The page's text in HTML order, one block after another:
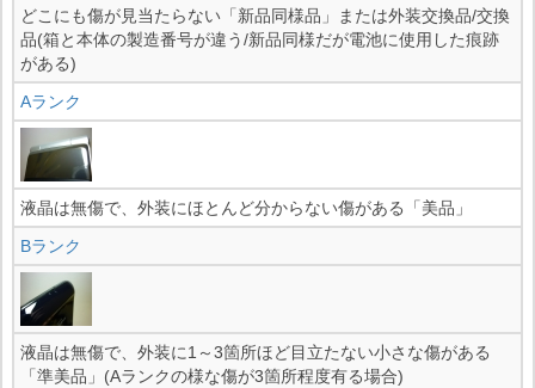
どこにも傷が見当たらない「新品同様品」または外装交換品/交換
品(箱と本体の製造番号が違う/新品同様だが電池に使用した痕跡
がある)
Aランク
液晶は無傷で、外装にほとんど分からない傷がある「美品」
Bランク
液晶は無傷で、外装に1～3箇所ほど目立たない小さな傷がある
「準美品」(Aランクの様な傷が3箇所程度有る場合)